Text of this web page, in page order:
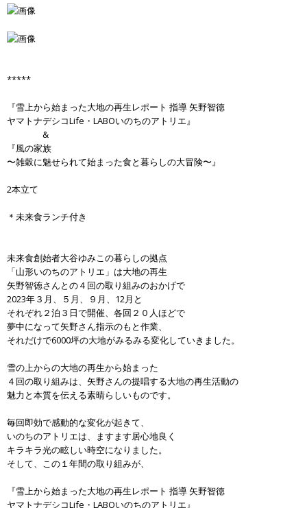
*****
『雪上から始まった大地の再生レポート 指導 矢野智徳
ヤマトナデシコLife・LABOいのちのアトリエ』
&
『風の家族
〜雑穀に魅せられて始まった食と暮らしの大冒険〜』
2本立て
＊未来食ランチ付き
未来食創始者大谷ゆみこの暮らしの拠点
「山形いのちのアトリエ」は大地の再生
矢野智徳さんとの４回の取り組みのおかげで
2023年３月、５月、９月、12月と
それぞれ２泊３日で開催、各回２０人ほどで
夢中になって矢野さん指示のもと作業、
それだけで6000坪の大地がみるみる変化していきました。
雪の上からの大地の再生から始まった
４回の取り組みは、矢野さんの提唱する大地の再生活動の
魅力と本質を伝える素晴らしいものです。
毎回即効で感動的な変化が起きて、
いのちのアトリエは、ますます居心地良く
キラキラ光の眩しい時空になりました。
そして、この１年間の取り組みが、
『雪上から始まった大地の再生レポート 指導 矢野智徳
ヤマトナデシコLife・LABOいのちのアトリエ』